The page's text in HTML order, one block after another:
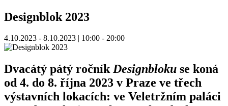
Designblok 2023
4.10.2023 - 8.10.2023 | 10:00 - 20:00
Dvacátý pátý ročníkDesignbloku se koná
od 4. do 8. října 2023 v Praze ve třech
výstavních lokacích: ve Veletržním paláci